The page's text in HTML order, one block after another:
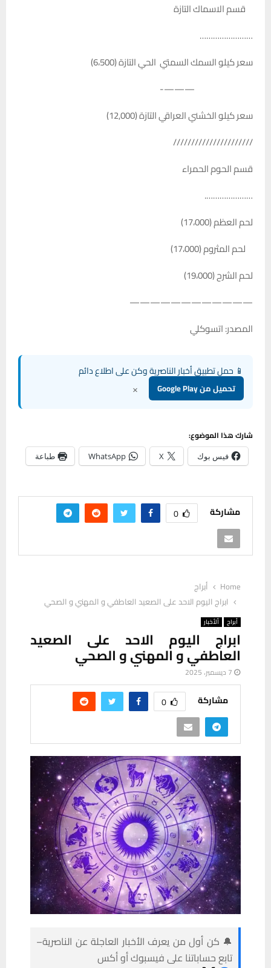
قسم الاسماك التازة
……………………
سعر كيلو السمك السمتي الحي التازة (6،500)
———-
سعر كيلو الخشني العراقي التازة (12,000)
//////////////////////
قسم الحوم الحمراء
………………….
لحم العظم (17،000)
لحم المثروم (17،000)
لحم الشرح (19،000)
————————————
المصدر: اتسوكلي
📱 حمل تطبيق أخبار الناصرية وكن على اطلاع دائم
تحميل من Google Play ×
شارك هذا الموضوع:
فيس بوك X
WhatsApp طباعة
مشاركة 0
Home
أبراج
ابراج اليوم الاحد على الصعيد العاطفي و المهني و الصحي
أبراج ألأخبار
ابراج اليوم الاحد على الصعيد
العاطفي و المهني و الصحي
7 ديسمبر، 2025
مشاركة 0
🔔 كن أول من يعرف الأخبار العاجلة عن الناصرية–
تابع حساباتنا على فيسبوك أو أكس